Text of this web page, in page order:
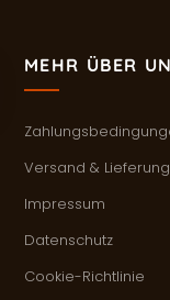
MEHR ÜBER
Versand & Lieferung
Impressum
Datenschutz
Cookie-Richtlinie